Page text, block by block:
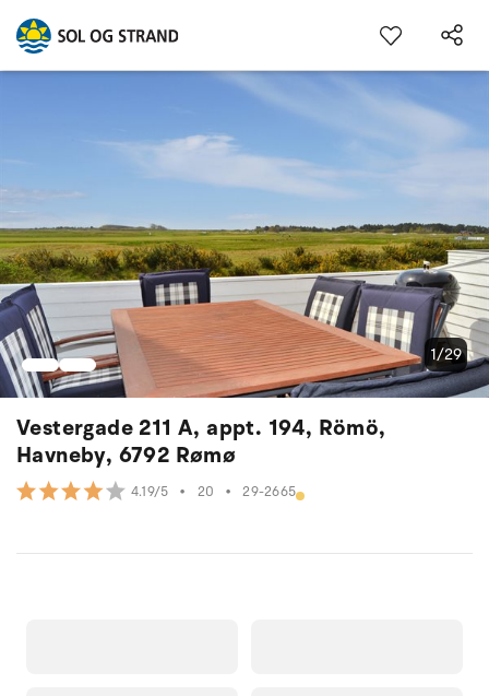
Vestergade 211 A, appt. 194, Römö,
Havneby, 6792 Rømø
4.19/5 • 20 • 29-2665
1/29